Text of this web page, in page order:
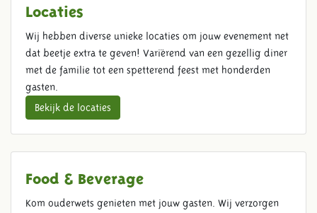
Locaties
Wij hebben diverse unieke locaties om jouw evenement net
dat beetje extra te geven! Variërend van een gezellig diner
met de familie tot een spetterend feest met honderden
gasten.
Bekijk de locaties
Food & Beverage
Kom ouderwets genieten met jouw gasten. Wij verzorgen